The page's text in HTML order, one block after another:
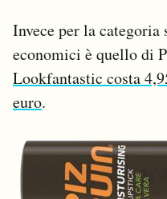
Invece per la
economici è quello di
Lookfantastic costa
euro.